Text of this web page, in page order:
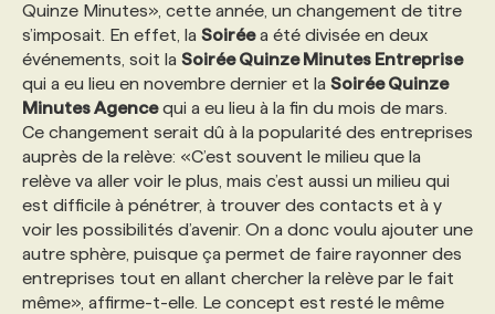
Quinze Minutes», cette année, un changement de titre
s’imposait. En effet, la Soiréea été divisée en deux
événements, soit la Soirée Quinze Minutes Entreprise
qui a eu lieu en novembre dernier et la Soirée Quinze
Minutes Agencequi a eu lieu à la fin du mois de mars.
Ce changement serait dû à la popularité des entreprises
auprès de la relève: «C’est souvent le milieu que la
relève va aller voir le plus, mais c’est aussi un milieu qui
est difficile à pénétrer, à trouver des contacts et à y
voir les possibilités d’avenir. On a donc voulu ajouter une
autre sphère, puisque ça permet de faire rayonner des
entreprises tout en allant chercher la relève par le fait
même», affirme-t-elle. Le concept est resté le même